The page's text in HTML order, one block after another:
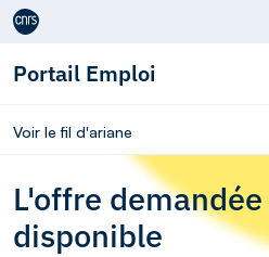
Aller au contenu
Portail Emploi
Voir le fil d'ariane
L'offre
disponible